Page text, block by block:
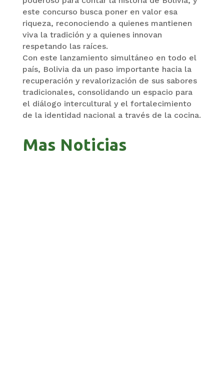
este concurso busca poner en valor esa
riqueza, reconociendo a quienes mantienen
viva la tradición y a quienes innovan
respetando las raíces.
Con este lanzamiento simultáneo en todo el
país, Bolivia da un paso importante hacia la
recuperación y revalorización de sus sabores
tradicionales, consolidando un espacio para
el diálogo intercultural y el fortalecimiento
de la identidad nacional a través de la cocina.
Mas Noticias